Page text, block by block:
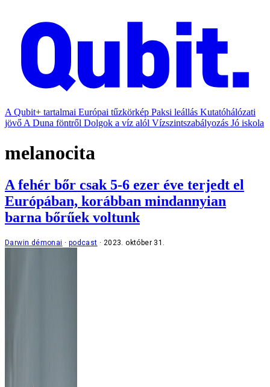
A Qubit+ tartalmai Európai tűzkörkép Paksi leállás Kutatóhálózati
jövő A Duna föntről Dolgok a víz alól Vízszintszabályozás Jó iskola
melanocita
A fehér bőr csak 5-6 ezer éve terjedt el
Európában, korábban mindannyian
barna bőrűek voltunk
Darwin démonai podcast 2023. október 31.